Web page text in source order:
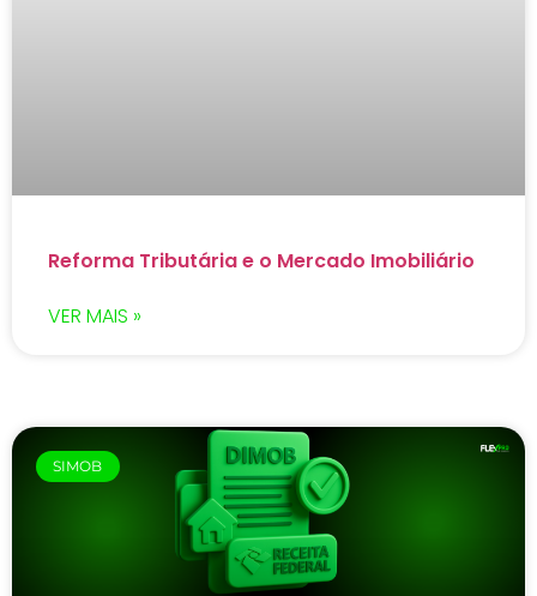
Reforma Tributária e o Mercado Imobiliário
VER MAIS »
SIMOB